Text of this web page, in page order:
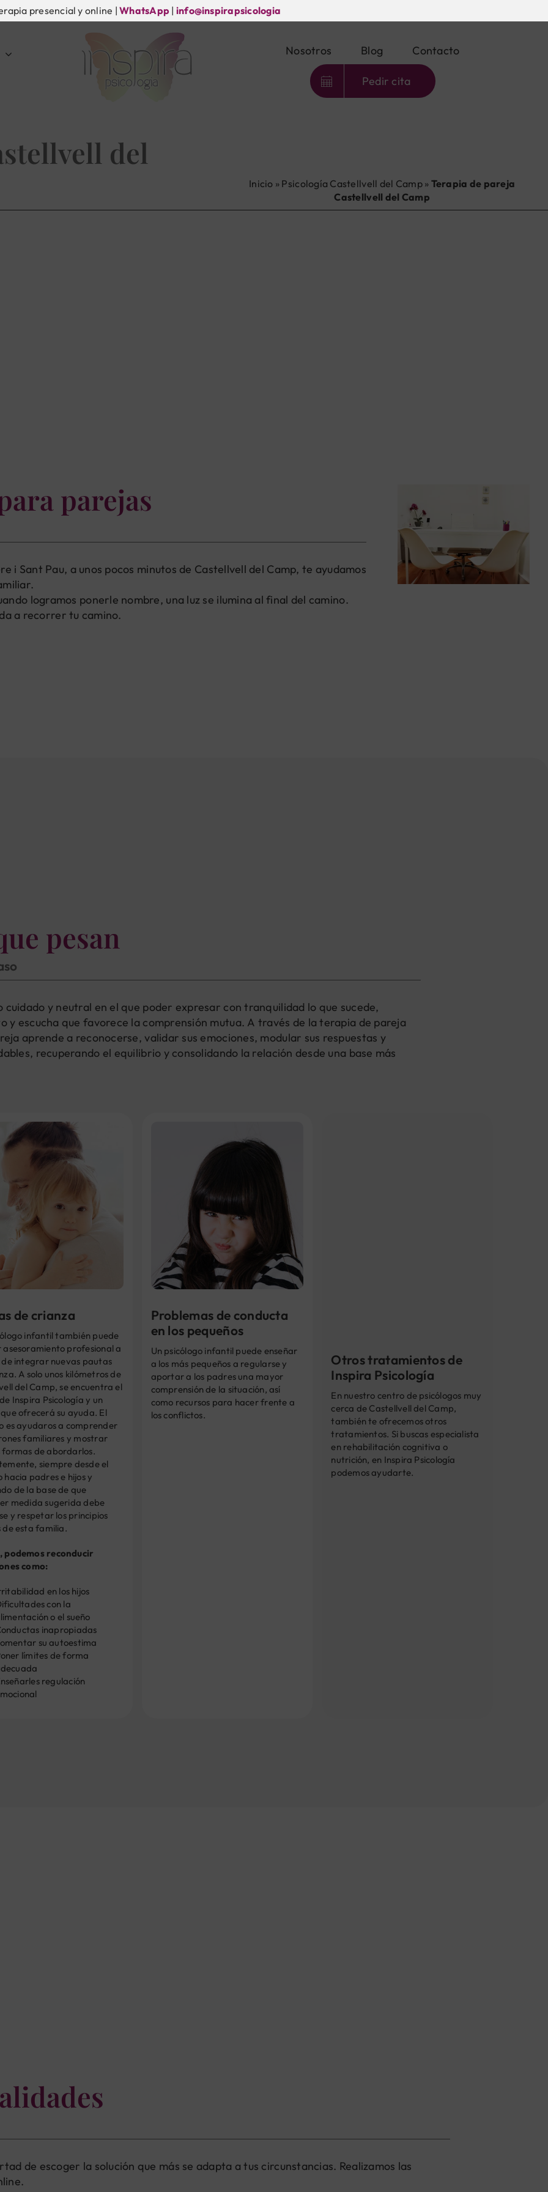
presencial y online |WhatsApp | info@inspirapsicologia
Nosotros Blog Contacto
Pedir cita
del
Inicio » Psicología Castellvell del Camp» Terapia de pareja
Castellvell del Camp
parejas
i Sant Pau, a unos pocos minutos de Castellvell del Camp, te ayudamos
logramos ponerle nombre, una luz se ilumina al final del camino.
a recorrer tu camino.
pesan
cuidado y neutral en el que poder expresar con tranquilidad lo que sucede,
y escucha que favorece la comprensión mutua. A través de la terapia de pareja
aprende a reconocerse, validar sus emociones, modular sus respuestas y
recuperando el equilibrio y consolidando la relación desde una base más
de crianza
infantil también puede
profesional a
de integrar nuevas pautas
A solo unos kilómetros de
del Camp, se encuentra el
Inspira Psicología y un
ofrecerá su ayuda. El
es ayudaros a comprender
familiares y mostrar
formas de abordarlos.
siempre desde el
hacia padres e hijos y
de la base de que
medida sugerida debe
y respetar los principios
de esta familia.
podemos reconducir
como:
en los hijos
con la
o el sueño
inapropiadas
su autoestima
límites de forma
regulación
Problemas de conducta
en los pequeños
Un psicólogo infantil puede enseñar
a los más pequeños a regularse y
aportar a los padres una mayor
comprensión de la situación, así
como recursos para hacer frente a
los conflictos.
Otros tratamientos de
Inspira Psicología
En nuestro centro de psicólogos muy
cerca de Castellvell del Camp,
también te ofrecemos otros
tratamientos. Si buscas especialista
en rehabilitación cognitiva o
nutrición, en Inspira Psicología
podemos ayudarte.
de escoger la solución que más se adapta a tus circunstancias. Realizamos las